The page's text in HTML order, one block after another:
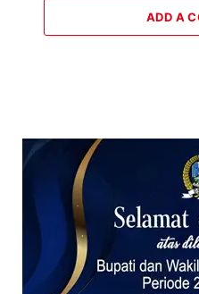
ADD A